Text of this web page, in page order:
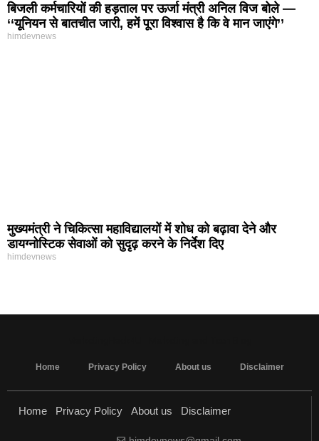
बिजली कर्मचारियों की हड़ताल पर ऊर्जा मंत्री अनिल विज बोले —
‘‘यूनियन से बातचीत जारी, हमें पूरा विश्वास है कि वे मान जाएंगे’’
himdevnews
मुख्यमंत्री ने चिकित्सा महाविद्यालयों में शोध को बढ़ावा देने और
डायग्नोस्टिक सेवाओं को सुदृढ़ करने के निर्देश दिए
himdevnews
Home Privacy Policy About us Disclaimer
Home Privacy Policy About us Disclaimer